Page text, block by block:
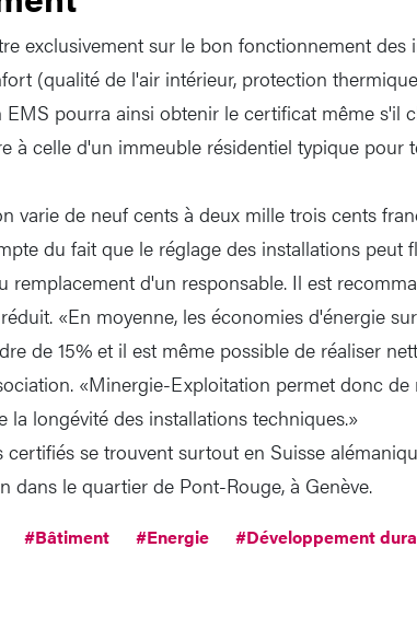
exclusivement sur le bon fonctionnement des
(qualité de l'air intérieur, protection
pourra ainsi obtenir le certificat même s'il
à celle d'un immeuble résidentiel typique pour
varie de neuf cents à deux mille trois cents
du fait que le réglage des installations peut
remplacement d'un responsable. Il est
«En moyenne, les économies d'énergie
de 15% et il est même possible de réaliser
«Minergie-Exploitation permet donc
la longévité des installations techniques.»
certifiés se trouvent surtout en Suisse
dans le quartier de Pont-Rouge, à Genève.
#Bâtiment #Energie #Développement